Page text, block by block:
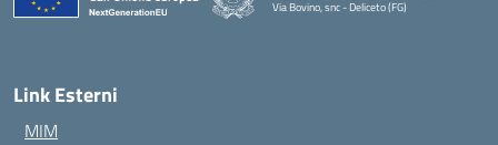
Via Bovino, snc - Deliceto (FG)
Link Esterni
MIM